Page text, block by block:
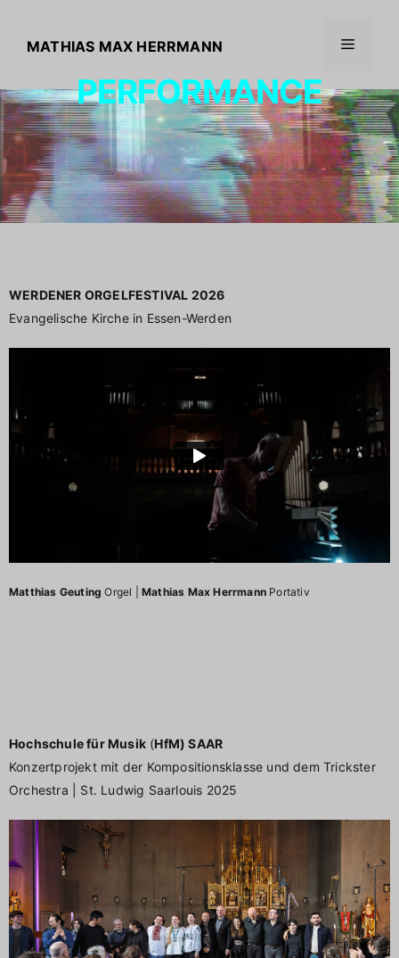
MATHIAS MAX HERRMANN
PERFORMANCE
WERDENER ORGELFESTIVAL 2026
Evangelische Kirche in Essen-Werden
Matthias Geuting Orgel |Mathias Max Herrmann Portativ
Hochschule für Musik (HfM) SAAR
Konzertprojekt mit der Kompositionsklasse und dem Trickster
Orchestra | St. Ludwig Saarlouis 2025